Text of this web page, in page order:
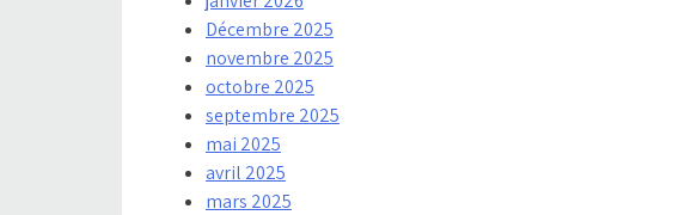
Décembre 2025
novembre 2025
octobre 2025
septembre 2025
mai 2025
avril 2025
mars 2025